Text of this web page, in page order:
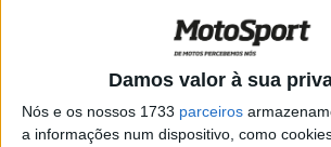
Damos valor à sua
Nós e os nossos 1733 parceiros
a informações num dispositivo, como
por Valentino Rossi nos treinos de
15 minutos era outra Yamaha Petronas,
Morbidelli, que nem sequer treinara
das tabelas de tempos.